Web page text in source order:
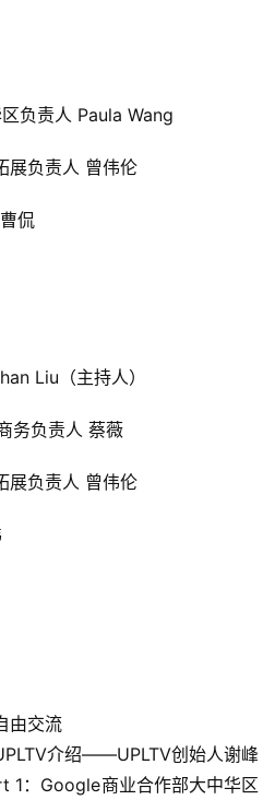
负责人 Paula Wang
展负责人 曾伟伦
曹侃
Liu（主持人）
务负责人 蔡薇
展负责人 曾伟伦
由交流
介绍——UPLTV创始人谢峰
1： Google商业合作部大中华区